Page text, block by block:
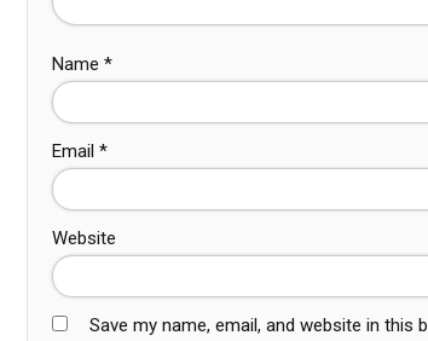
Name *
Email *
Website
Save my name, email, and website in